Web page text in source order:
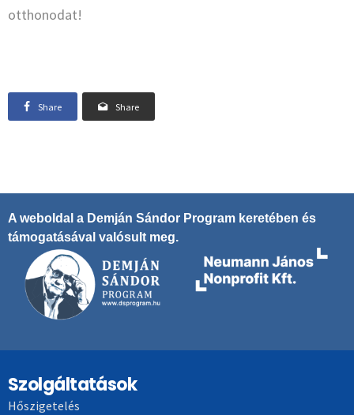
otthonodat!
Share Share
A weboldal a Demján Sándor Program keretében és
támogatásával valósult meg.
Szolgáltatások
Hőszigetelés